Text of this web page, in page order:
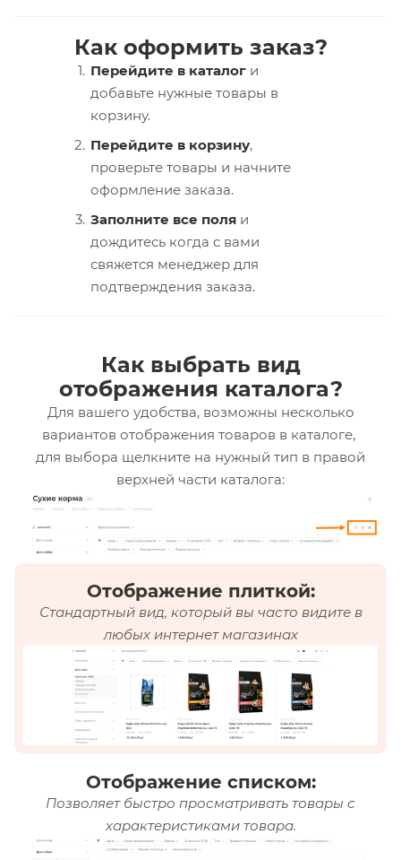
Как оформить заказ?
Перейдите в каталог и
добавьте нужные товары в
корзину.
Перейдите в корзину,
проверьте товары и начните
оформление заказа.
Заполните все поля и
дождитесь когда с вами
свяжется менеджер для
подтверждения заказа.
Как выбрать вид
отображения каталога?
Для вашего удобства, возможны несколько
вариантов отображения товаров в каталоге,
для выбора щелкните на нужный тип в правой
верхней части каталога:
Отображение плиткой:
Стандартный вид, который вы часто видите в
любых интернет магазинах
Отображение списком:
Позволяет быстро просматривать товары с
характеристиками товара.